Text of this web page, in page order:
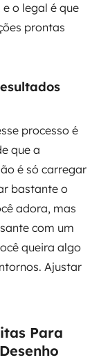
o legal é que
prontas
processo é
que a
é só carregar
bastante o
adora, mas
com um
queira algo
Ajustar
Para